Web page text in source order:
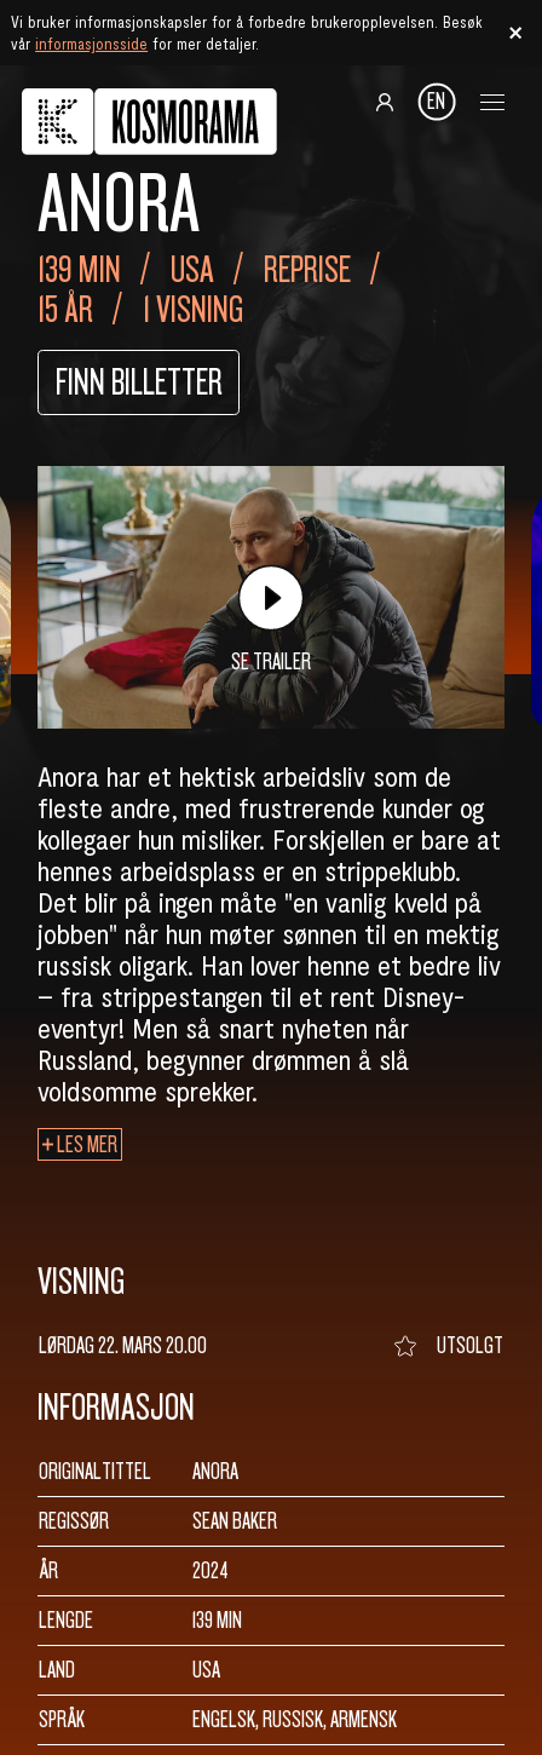
Vi bruker informasjonskapsler for å forbedre brukeropplevelsen. Besøk
vårinformasjonsside for mer detaljer.
SØK
EN
ANORA
139 MIN USA
REPRISE
15 ÅR
1 VISNING
FINN BILLETTER
SE TRAILER
Anora har et hektisk arbeidsliv som de
fleste andre, med frustrerende kunder og
kollegaer hun misliker. Forskjellen er bare at
hennes arbeidsplass er en strippeklubb.
Det blir på ingen måte "en vanlig kveld på
jobben" når hun møter sønnen til en mektig
russisk oligark. Han lover henne et bedre liv
– fra strippestangen til et rent Disney-
eventyr! Men så snart nyheten når
Russland, begynner drømmen å slå
voldsomme sprekker.
LES MER
VISNING
LØRDAG 22. MARS20.00 UTSOLGT
INFORMASJON
ORIGINALTITTEL
ANORA
REGISSØR
SEAN BAKER
ÅR
2024
LENGDE
139 MIN
LAND
USA
SPRÅK
ENGELSK, RUSSISK, ARMENSK